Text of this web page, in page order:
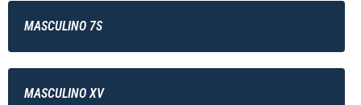
MASCULINO 7S
MASCULINO XV